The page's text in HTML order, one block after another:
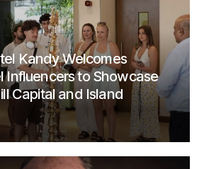
Kandy Welcomes
Influencers to Showcase
Capital and Island